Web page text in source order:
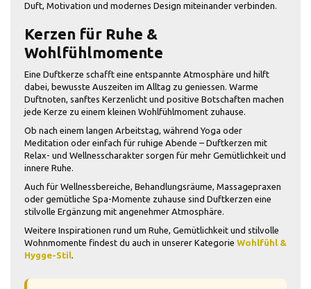
Duft, Motivation und modernes Design miteinander verbinden.
Kerzen für Ruhe &
Wohlfühlmomente
Eine Duftkerze schafft eine entspannte Atmosphäre und hilft
dabei, bewusste Auszeiten im Alltag zu geniessen. Warme
Duftnoten, sanftes Kerzenlicht und positive Botschaften machen
jede Kerze zu einem kleinen Wohlfühlmoment zuhause.
Ob nach einem langen Arbeitstag, während Yoga oder
Meditation oder einfach für ruhige Abende – Duftkerzen mit
Relax- und Wellnesscharakter sorgen für mehr Gemütlichkeit und
innere Ruhe.
Auch für Wellnessbereiche, Behandlungsräume, Massagepraxen
oder gemütliche Spa-Momente zuhause sind Duftkerzen eine
stilvolle Ergänzung mit angenehmer Atmosphäre.
Weitere Inspirationen rund um Ruhe, Gemütlichkeit und stilvolle
Wohnmomente findest du auch in unserer Kategorie Wohlfühl &
Hygge-Stil.